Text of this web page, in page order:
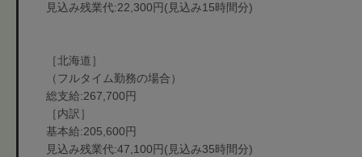
見込み残業代:22,300円(見込み15時間分)
［北海道］
（フルタイム勤務の場合）
総支給:267,700円
［内訳］
基本給:205,600円
見込み残業代:47,100円(見込み35時間分)